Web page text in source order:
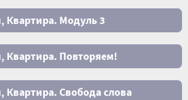
Квартира. Модуль 3
Квартира. Повторяем!
Квартира. Свобода слова